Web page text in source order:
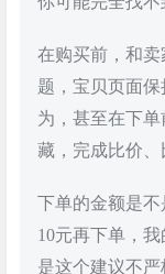
在购买前，和
题，宝贝页面
为，甚至在下
藏，完成比价、
下单的金额是
10元再下单，
是这个建议不严